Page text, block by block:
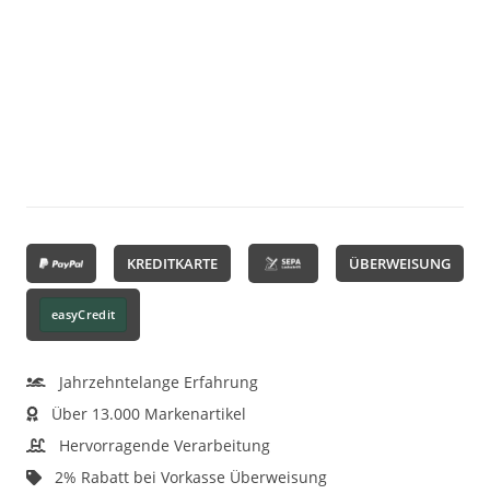
KREDITKARTE ÜBERWEISUNG
easyCredit
Jahrzehntelange Erfahrung
Über 13.000 Markenartikel
Hervorragende Verarbeitung
2% Rabatt bei Vorkasse Überweisung